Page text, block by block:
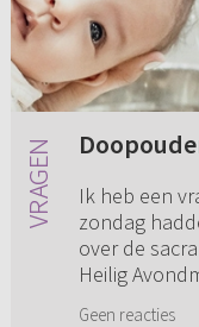
Ik heb een
zondag
over de
Heilig
Geen reacties